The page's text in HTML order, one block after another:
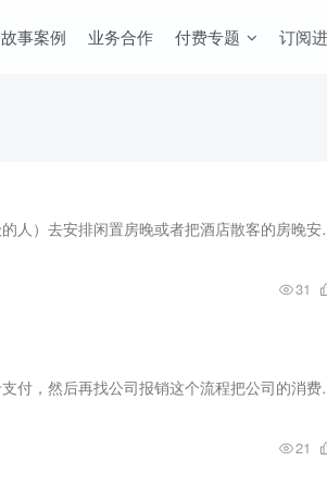
故事案例 业务合作 付费专题 订阅
有一些酒店前台或者业主会用自己的权力
31
信用卡是可以用来赚钱的，尤其是当你做
21